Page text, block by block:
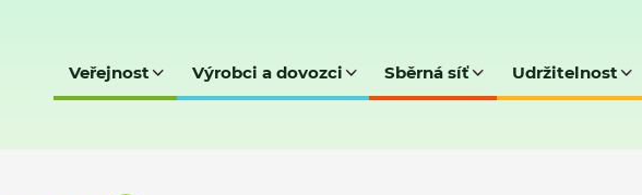
Veřejnost Výrobci a dovozci Sběrná síť Udržitelnost